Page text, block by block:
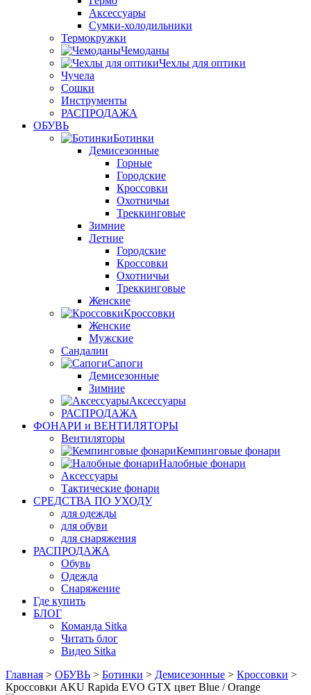
Аксессуары
Сумки-холодильники
Термокружки
Чемоданы
Чехлы для оптики
Чучела
Сошки
Инструменты
РАСПРОДАЖА
ОБУВЬ
Ботинки
Демисезонные
Горные
Городские
Кроссовки
Охотничьи
Треккинговые
Зимние
Летние
Городские
Кроссовки
Охотничьи
Треккинговые
Женские
Кроссовки
Женские
Мужские
Сандалии
Сапоги
Демисезонные
Зимние
Аксессуары
РАСПРОДАЖА
ФОНАРИ и ВЕНТИЛЯТОРЫ
Вентиляторы
Кемпинговые фонари
Налобные фонари
Аксессуары
Тактические фонари
СРЕДСТВА ПО УХОДУ
для одежды
для обуви
для снаряжения
РАСПРОДАЖА
Обувь
Одежда
Снаряжение
Где купить
БЛОГ
Команда Sitka
Читать блог
Видео Sitka
Главная > ОБУВЬ > Ботинки > Демисезонные > Кроссовки >
Кроссовки AKU Rapida EVO GTX цвет Blue / Orange